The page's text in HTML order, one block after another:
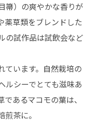
箒）の爽やかな香りが
薬草類をブレンドした
の試作品は試飲会など
ています。自然栽培の
ルシーでとても滋味あ
あるマコモの葉は、
茶に。